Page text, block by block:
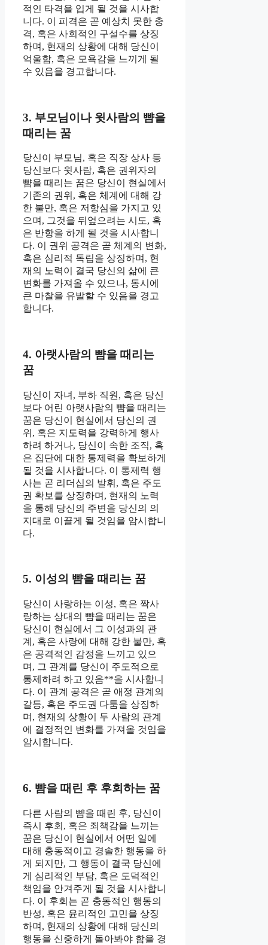
적인 타격을 입게 될 것을 시사합
니다. 이 피격은 곧 예상치 못한 충
격, 혹은 사회적인 구설수를 상징
하며, 현재의 상황에 대해 당신이
억울함, 혹은 모욕감을 느끼게 될
수 있음을 경고합니다.
3. 부모님이나 윗사람의 뺨을
때리는 꿈
당신이 부모님, 혹은 직장 상사 등
당신보다 윗사람, 혹은 권위자의
뺨을 때리는 꿈은 당신이 현실에서
기존의 권위, 혹은 체계에 대해 강
한 불만, 혹은 저항심을 가지고 있
으며, 그것을 뒤엎으려는 시도, 혹
은 반항을 하게 될 것을 시사합니
다. 이 권위 공격은 곧 체계의 변화,
혹은 심리적 독립을 상징하며, 현
재의 노력이 결국 당신의 삶에 큰
변화를 가져올 수 있으나, 동시에
큰 마찰을 유발할 수 있음을 경고
합니다.
4. 아랫사람의 뺨을 때리는
꿈
당신이 자녀, 부하 직원, 혹은 당신
보다 어린 아랫사람의 뺨을 때리는
꿈은 당신이 현실에서 당신의 권
위, 혹은 지도력을 강력하게 행사
하려 하거나, 당신이 속한 조직, 혹
은 집단에 대한 통제력을 확보하게
될 것을 시사합니다. 이 통제력 행
사는 곧 리더십의 발휘, 혹은 주도
권 확보를 상징하며, 현재의 노력
을 통해 당신의 주변을 당신의 의
지대로 이끌게 될 것임을 암시합니
다.
5. 이성의 뺨을 때리는 꿈
당신이 사랑하는 이성, 혹은 짝사
랑하는 상대의 뺨을 때리는 꿈은
당신이 현실에서 그 이성과의 관
계, 혹은 사랑에 대해 강한 불만, 혹
은 공격적인 감정을 느끼고 있으
며, 그 관계를 당신이 주도적으로
통제하려 하고 있음**을 시사합니
다. 이 관계 공격은 곧 애정 관계의
갈등, 혹은 주도권 다툼을 상징하
며, 현재의 상황이 두 사람의 관계
에 결정적인 변화를 가져올 것임을
암시합니다.
6. 뺨을 때린 후 후회하는 꿈
다른 사람의 뺨을 때린 후, 당신이
즉시 후회, 혹은 죄책감을 느끼는
꿈은 당신이 현실에서 어떤 일에
대해 충동적이고 경솔한 행동을 하
게 되지만, 그 행동이 결국 당신에
게 심리적인 부담, 혹은 도덕적인
책임을 안겨주게 될 것을 시사합니
다. 이 후회는 곧 충동적인 행동의
반성, 혹은 윤리적인 고민을 상징
하며, 현재의 상황에 대해 당신의
행동을 신중하게 돌아봐야 함을 경